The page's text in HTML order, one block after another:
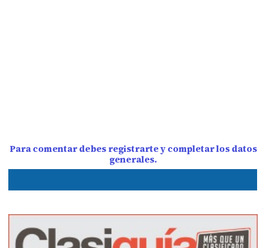
Para comentar debes registrarte y completar los datos
generales.